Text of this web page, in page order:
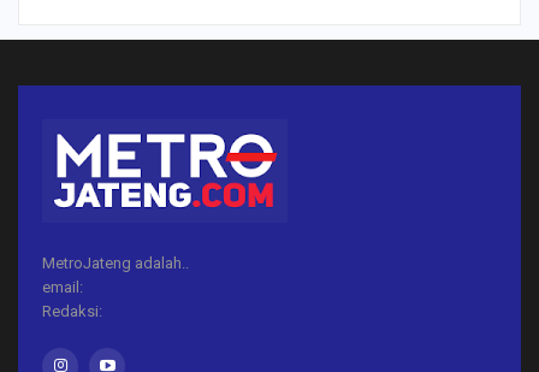
MetroJateng adalah..
email:
Redaksi: